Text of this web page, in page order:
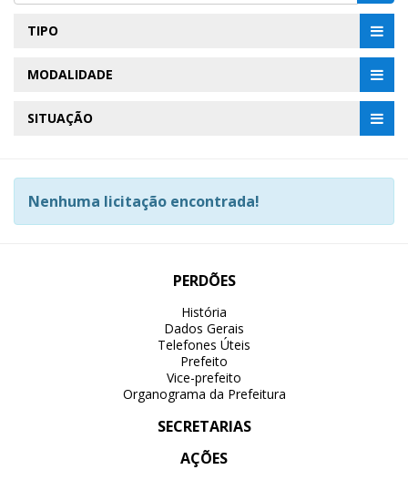
TIPO
MODALIDADE
SITUAÇÃO
Nenhuma licitação encontrada!
PERDÕES
História
Dados Gerais
Telefones Úteis
Prefeito
Vice-prefeito
Organograma da Prefeitura
SECRETARIAS
AÇÕES